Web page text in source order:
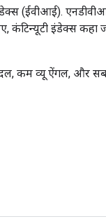
(ईवीआई).
कंटिन्यूटी इंडेक्स कहा
कम व्यू ऐंगल, और